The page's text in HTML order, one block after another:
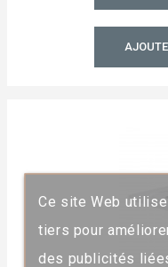
Ce site Web
tiers pour
des publicités